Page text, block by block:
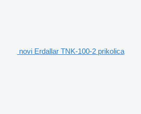
novi Erdallar TNK-100-2 prikolica